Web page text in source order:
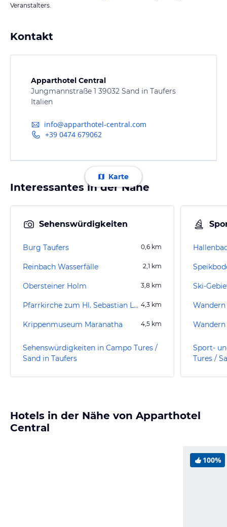
Veranstalters.
Kontakt
Apparthotel Central
Jungmannstraße 1 39032 Sand in Taufers
Italien
info@apparthotel-central.com
+39 0474 679062
Karte
Interessantes in der Nähe
Sehenswürdigkeiten
Burg Taufers 0,6 km
Reinbach Wasserfälle 2,1 km
Obersteiner Holm 3,8 km
Pfarrkirche zum Hl. Sebastian Luttach 4,3 km
Krippenmuseum Maranatha 4,5 km
Sehenswürdigkeiten in Campo Tures /
Sand in Taufers
Ski-
Sport-
Tures /
Hotels in der Nähe von Apparthotel
Central
100%